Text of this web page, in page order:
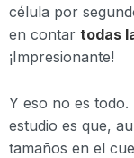
célula por
en contar todas
¡Impresionante!
Y eso no es
estudio es que,
tamaños en el